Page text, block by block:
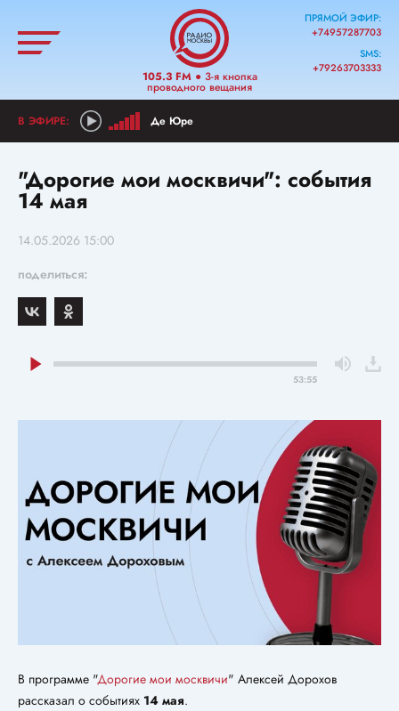
105.3 FM● 3-я кнопка
проводного вещания
ПРЯМОЙ ЭФИР:
+74957287703
SMS:
+79263703333
Де Юре
"Дорогие мои москвичи": события
14 мая
14.05.2026 15:00
поделиться:
53:55
В программе "Дорогие мои москвичи" Алексей Дорохов
рассказал о событиях 14 мая.